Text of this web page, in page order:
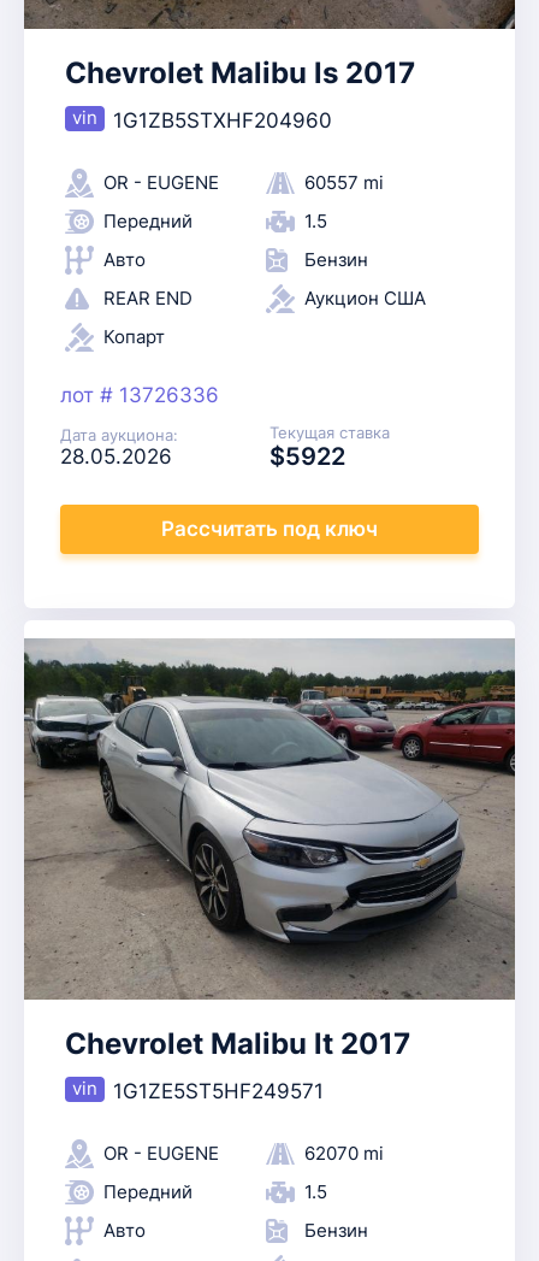
Chevrolet Malibu ls 2017
1G1ZB5STXHF204960
OR - EUGENE
60557 mi
Передний
1.5
Авто
Бензин
REAR END
Аукцион США
Копарт
лот # 13726336
Дата аукциона:
28.05.2026
Текущая ставка
$5922
Рассчитать под ключ
Chevrolet Malibu lt 2017
1G1ZE5ST5HF249571
OR - EUGENE
62070 mi
Передний
1.5
Авто
Бензин